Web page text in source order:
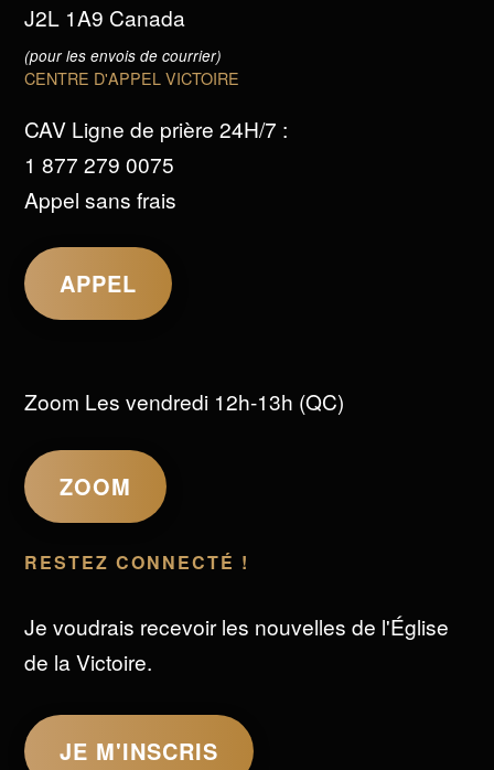
J2L 1A9 Canada
(pour les envois de courrier)
CENTRE D'APPEL VICTOIRE
CAV Ligne de prière 24H/7 :
1 877 279 0075
Appel sans frais
APPEL
Zoom Les vendredi 12h-13h (QC)
ZOOM
RESTEZ CONNECTÉ !
Je voudrais recevoir les nouvelles de l'Église
de la Victoire.
JE M'INSCRIS